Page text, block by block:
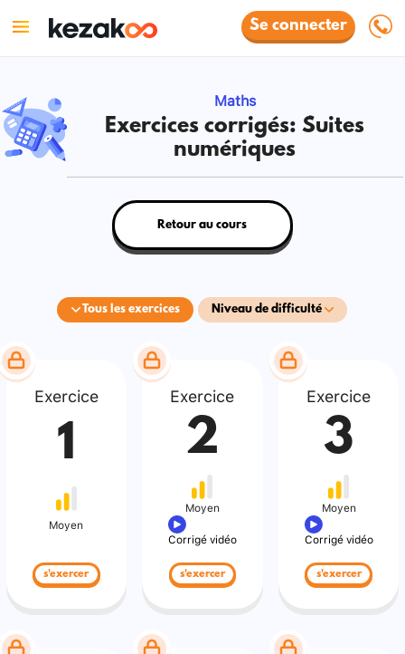
Se connecter
Maths
Exercices corrigés: Suites
numériques
Tous les exercices Niveau de difficulté
Retour au cours
Exercice
1
Moyen
s'exercer
Exercice
2
Moyen
Corrigé vidéo
s'exercer
Exercice
3
Moyen
Corrigé vidéo
s'exercer